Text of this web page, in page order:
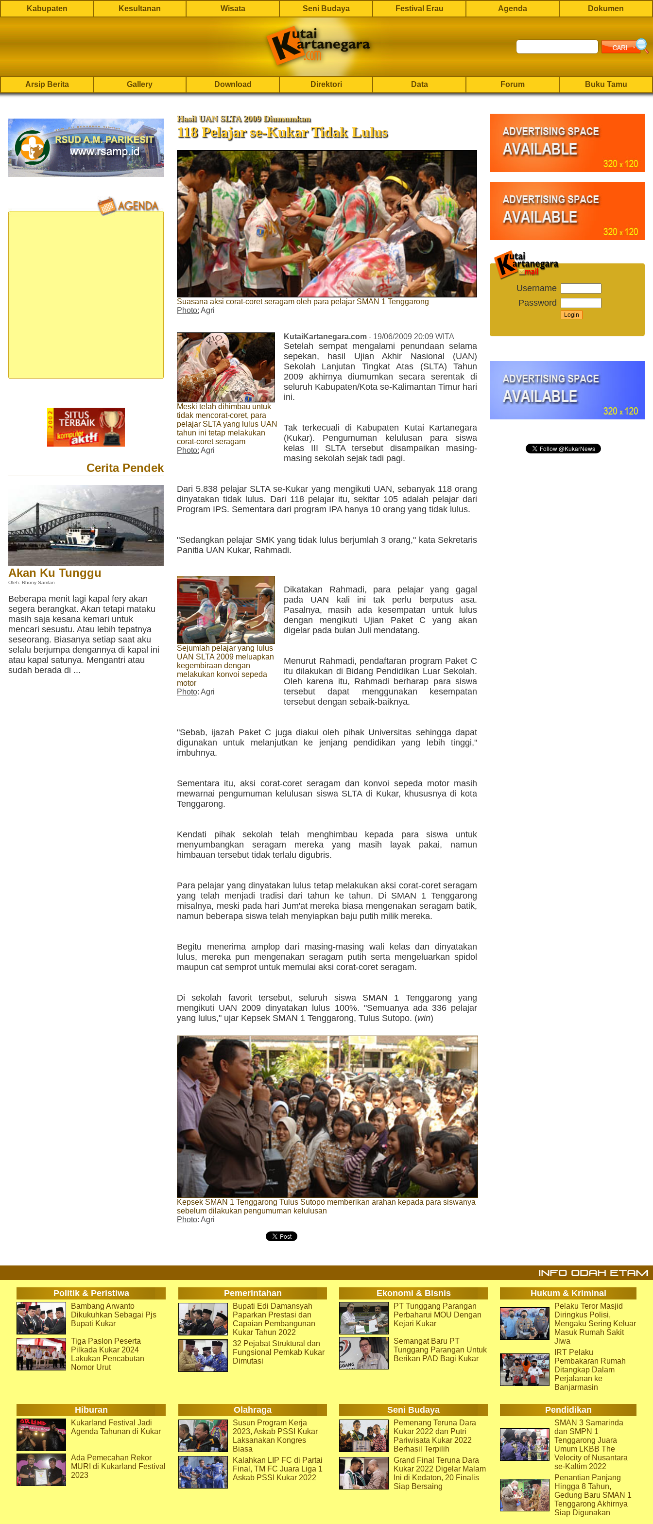
Kabupaten Kesultanan Wisata Seni Budaya Festival Erau Agenda Dokumen
Arsip Berita Gallery Download Direktori Data Forum Buku Tamu
Cerita Pendek
Akan Ku Tunggu
Oleh: Rhony Samlan
Beberapa menit lagi kapal fery akan
segera berangkat. Akan tetapi mataku
masih saja kesana kemari untuk
mencari sesuatu. Atau lebih tepatnya
seseorang. Biasanya setiap saat aku
selalu berjumpa dengannya di kapal ini
atau kapal satunya. Mengantri atau
sudah berada di ...
Hasil UAN SLTA 2009 Diumumkan
118 Pelajar se-Kukar Tidak Lulus
Suasana aksi corat-coret seragam oleh para pelajar SMAN 1 Tenggarong
Photo: Agri
Meski telah dihimbau untuk
tidak mencorat-coret, para
pelajar SLTA yang lulus UAN
tahun ini tetap melakukan
corat-coret seragam
Photo: Agri
KutaiKartanegara.com - 19/06/2009 20:09 WITA
Setelah sempat mengalami penundaan selama
sepekan, hasil Ujian Akhir Nasional (UAN)
Sekolah Lanjutan Tingkat Atas (SLTA) Tahun
2009 akhirnya diumumkan secara serentak di
seluruh Kabupaten/Kota se-Kalimantan Timur hari
ini.
Tak terkecuali di Kabupaten Kutai Kartanegara
(Kukar). Pengumuman kelulusan para siswa
kelas III SLTA tersebut disampaikan masing-
masing sekolah sejak tadi pagi.
Dari 5.838 pelajar SLTA se-Kukar yang mengikuti UAN, sebanyak 118 orang
dinyatakan tidak lulus. Dari 118 pelajar itu, sekitar 105 adalah pelajar dari
Program IPS. Sementara dari program IPA hanya 10 orang yang tidak lulus.
"Sedangkan pelajar SMK yang tidak lulus berjumlah 3 orang," kata Sekretaris
Panitia UAN Kukar, Rahmadi.
Sejumlah pelajar yang lulus
UAN SLTA 2009 meluapkan
kegembiraan dengan
melakukan konvoi sepeda
motor
Photo: Agri
Dikatakan Rahmadi, para pelajar yang gagal
pada UAN kali ini tak perlu berputus asa.
Pasalnya, masih ada kesempatan untuk lulus
dengan mengikuti Ujian Paket C yang akan
digelar pada bulan Juli mendatang.
Menurut Rahmadi, pendaftaran program Paket C
itu dilakukan di Bidang Pendidikan Luar Sekolah.
Oleh karena itu, Rahmadi berharap para siswa
tersebut dapat menggunakan kesempatan
tersebut dengan sebaik-baiknya.
"Sebab, ijazah Paket C juga diakui oleh pihak Universitas sehingga dapat
digunakan untuk melanjutkan ke jenjang pendidikan yang lebih tinggi,"
imbuhnya.
Sementara itu, aksi corat-coret seragam dan konvoi sepeda motor masih
mewarnai pengumuman kelulusan siswa SLTA di Kukar, khususnya di kota
Tenggarong.
Kendati pihak sekolah telah menghimbau kepada para siswa untuk
menyumbangkan seragam mereka yang masih layak pakai, namun
himbauan tersebut tidak terlalu digubris.
Para pelajar yang dinyatakan lulus tetap melakukan aksi corat-coret seragam
yang telah menjadi tradisi dari tahun ke tahun. Di SMAN 1 Tenggarong
misalnya, meski pada hari Jum'at mereka biasa mengenakan seragam batik,
namun beberapa siswa telah menyiapkan baju putih milik mereka.
Begitu menerima amplop dari masing-masing wali kelas dan dinyatakan
lulus, mereka pun mengenakan seragam putih serta mengeluarkan spidol
maupun cat semprot untuk memulai aksi corat-coret seragam.
Di sekolah favorit tersebut, seluruh siswa SMAN 1 Tenggarong yang
mengikuti UAN 2009 dinyatakan lulus 100%. "Semuanya ada 336 pelajar
yang lulus," ujar Kepsek SMAN 1 Tenggarong, Tulus Sutopo. (win)
Kepsek SMAN 1 Tenggarong Tulus Sutopo memberikan arahan kepada para siswanya
sebelum dilakukan pengumuman kelulusan
Photo: Agri
Username
Password
Politik & Peristiwa Pemerintahan Ekonomi & Bisnis Hukum & Kriminal
Bambang Arwanto
Dikukuhkan Sebagai Pjs
Bupati Kukar
Tiga Paslon Peserta
Pilkada Kukar 2024
Lakukan Pencabutan
Nomor Urut
Bupati Edi Damansyah
Paparkan Prestasi dan
Capaian Pembangunan
Kukar Tahun 2022
32 Pejabat Struktural dan
Fungsional Pemkab Kukar
Dimutasi
PT Tunggang Parangan
Perbaharui MOU Dengan
Kejari Kukar
Semangat Baru PT
Tunggang Parangan Untuk
Berikan PAD Bagi Kukar
Pelaku Teror Masjid
Diringkus Polisi,
Mengaku Sering Keluar
Masuk Rumah Sakit
Jiwa
IRT Pelaku
Pembakaran Rumah
Ditangkap Dalam
Perjalanan ke
Banjarmasin
Hiburan Olahraga Seni Budaya Pendidikan
Kukarland Festival Jadi
Agenda Tahunan di Kukar
Ada Pemecahan Rekor
MURI di Kukarland Festival
2023
Susun Program Kerja
2023, Askab PSSI Kukar
Laksanakan Kongres
Biasa
Kalahkan LIP FC di Partai
Final, TM FC Juara Liga 1
Askab PSSI Kukar 2022
Pemenang Teruna Dara
Kukar 2022 dan Putri
Pariwisata Kukar 2022
Berhasil Terpilih
Grand Final Teruna Dara
Kukar 2022 Digelar Malam
Ini di Kedaton, 20 Finalis
Siap Bersaing
SMAN 3 Samarinda
dan SMPN 1
Tenggarong Juara
Umum LKBB The
Velocity of Nusantara
se-Kaltim 2022
Penantian Panjang
Hingga 8 Tahun,
Gedung Baru SMAN 1
Tenggarong Akhirnya
Siap Digunakan